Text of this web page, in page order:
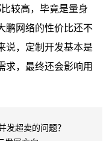
较高，毕竟是量身
鹏网络的性价比还不
说，定制开发基本是
求，最终还会影响用
发超卖的问题？